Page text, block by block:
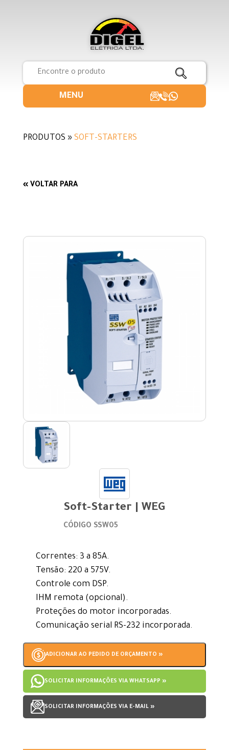
MENU
PRODUTOS » SOFT-STARTERS
« VOLTAR PARA
Soft-Starter | WEG
CÓDIGO SSW05
Correntes: 3 a 85A.
Tensão: 220 a 575V.
Controle com DSP.
IHM remota (opcional).
Proteções do motor incorporadas.
Comunicação serial RS-232 incorporada.
ADICIONAR AO PEDIDO DE ORÇAMENTO »
SOLICITAR INFORMAÇÕES VIA WHATSAPP »
SOLICITAR INFORMAÇÕES VIA E-MAIL »